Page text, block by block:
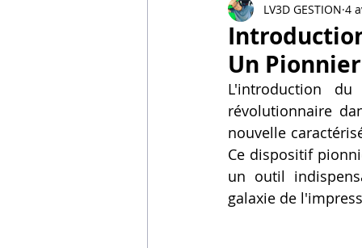
impression 3D à la demande
ARTILLERY 3D
certifiée QUALIOPI Refaire
Creality Hi combo Artillery
Un
LV3D GESTION 4
L'introduction du
révolutionnaire
nouvelle
Ce dispositif
un outil
galaxie de